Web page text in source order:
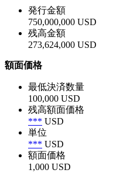
発行金額
750,000,000 USD
残高金額
273,624,000 USD
額面価格
最低決済数量
100,000 USD
残高額面価格
*** USD
単位
*** USD
額面価格
1,000 USD